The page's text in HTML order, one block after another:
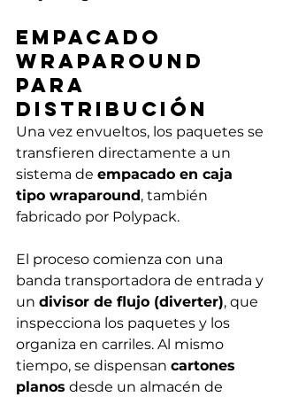
Empacado
Wraparound
para
Distribución
Una vez envueltos, los paquetes se
transfieren directamente a un
sistema de empacado en caja
tipo wraparound, también
fabricado por Polypack.
El proceso comienza con una
banda transportadora de entrada y
un divisor de flujo (diverter), que
inspecciona los paquetes y los
organiza en carriles. Al mismo
tiempo, se dispensan cartones
planos desde un almacén de